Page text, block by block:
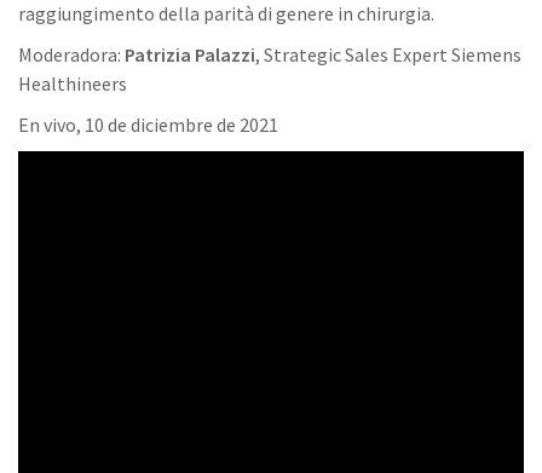
raggiungimento della parità di genere in chirurgia.
Moderadora: Patrizia Palazzi, Strategic Sales Expert Siemens
Healthineers
En vivo, 10 de diciembre de 2021